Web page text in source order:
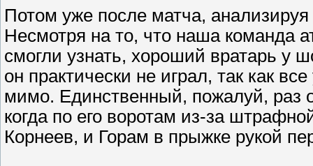
Потом уже после матча,
Несмотря на то, что наша команда
смогли узнать, хороший вратарь у
он практически не играл, так как
мимо. Единственный, пожалуй, раз
когда по его воротам из-за
Корнеев, и Горам в прыжке рукой